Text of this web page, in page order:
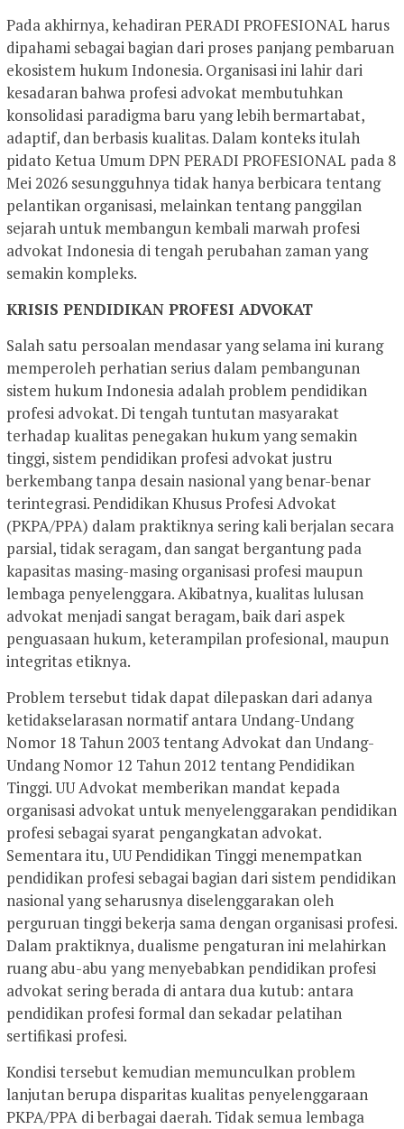
Pada akhirnya, kehadiran PERADI PROFESIONAL harus
dipahami sebagai bagian dari proses panjang pembaruan
ekosistem hukum Indonesia. Organisasi ini lahir dari
kesadaran bahwa profesi advokat membutuhkan
konsolidasi paradigma baru yang lebih bermartabat,
adaptif, dan berbasis kualitas. Dalam konteks itulah
pidato Ketua Umum DPN PERADI PROFESIONAL pada 8
Mei 2026 sesungguhnya tidak hanya berbicara tentang
pelantikan organisasi, melainkan tentang panggilan
sejarah untuk membangun kembali marwah profesi
advokat Indonesia di tengah perubahan zaman yang
semakin kompleks.
KRISIS PENDIDIKAN PROFESI ADVOKAT
Salah satu persoalan mendasar yang selama ini kurang
memperoleh perhatian serius dalam pembangunan
sistem hukum Indonesia adalah problem pendidikan
profesi advokat. Di tengah tuntutan masyarakat
terhadap kualitas penegakan hukum yang semakin
tinggi, sistem pendidikan profesi advokat justru
berkembang tanpa desain nasional yang benar-benar
terintegrasi. Pendidikan Khusus Profesi Advokat
(PKPA/PPA) dalam praktiknya sering kali berjalan secara
parsial, tidak seragam, dan sangat bergantung pada
kapasitas masing-masing organisasi profesi maupun
lembaga penyelenggara. Akibatnya, kualitas lulusan
advokat menjadi sangat beragam, baik dari aspek
penguasaan hukum, keterampilan profesional, maupun
integritas etiknya.
Problem tersebut tidak dapat dilepaskan dari adanya
ketidakselarasan normatif antara Undang-Undang
Nomor 18 Tahun 2003 tentang Advokat dan Undang-
Undang Nomor 12 Tahun 2012 tentang Pendidikan
Tinggi. UU Advokat memberikan mandat kepada
organisasi advokat untuk menyelenggarakan pendidikan
profesi sebagai syarat pengangkatan advokat.
Sementara itu, UU Pendidikan Tinggi menempatkan
pendidikan profesi sebagai bagian dari sistem pendidikan
nasional yang seharusnya diselenggarakan oleh
perguruan tinggi bekerja sama dengan organisasi profesi.
Dalam praktiknya, dualisme pengaturan ini melahirkan
ruang abu-abu yang menyebabkan pendidikan profesi
advokat sering berada di antara dua kutub: antara
pendidikan profesi formal dan sekadar pelatihan
sertifikasi profesi.
Kondisi tersebut kemudian memunculkan problem
lanjutan berupa disparitas kualitas penyelenggaraan
PKPA/PPA di berbagai daerah. Tidak semua lembaga